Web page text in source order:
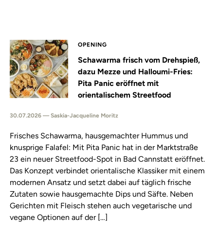
OPENING
Schawarma frisch vom Drehspieß,
dazu Mezze und Halloumi-Fries:
Pita Panic eröffnet mit
orientalischem Streetfood
30.07.2026 — Saskia-Jacqueline Moritz
Frisches Schawarma, hausgemachter Hummus und
knusprige Falafel: Mit Pita Panic hat in der Marktstraße
23 ein neuer Streetfood-Spot in Bad Cannstatt eröffnet.
Das Konzept verbindet orientalische Klassiker mit einem
modernen Ansatz und setzt dabei auf täglich frische
Zutaten sowie hausgemachte Dips und Säfte. Neben
Gerichten mit Fleisch stehen auch vegetarische und
vegane Optionen auf der […]